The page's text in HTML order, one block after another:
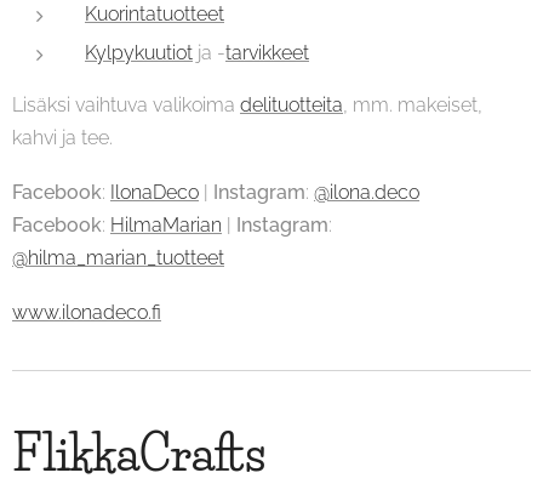
Kuorintatuotteet
Kylpykuutiot ja -tarvikkeet
Lisäksi vaihtuva valikoima delituotteita, mm. makeiset,
kahvi ja tee.
Facebook: IlonaDeco | Instagram: @ilona.deco
Facebook: HilmaMarian | Instagram:
@hilma_marian_tuotteet
www.ilonadeco.fi
FlikkaCrafts